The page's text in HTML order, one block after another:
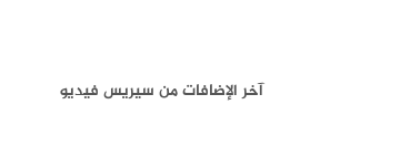
آخر الإضافات من سيريس فيديو